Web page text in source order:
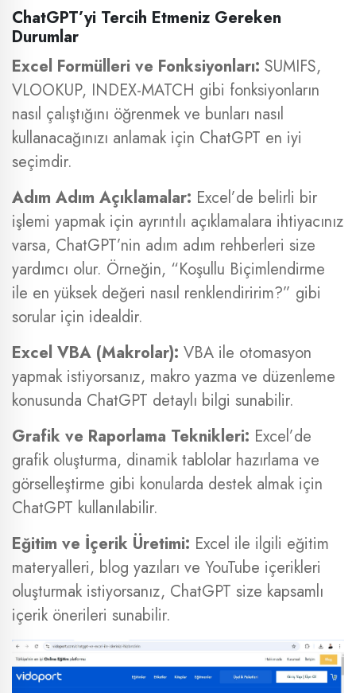
ChatGPT’yi Tercih Etmeniz Gereken
Durumlar
Excel Formülleri ve Fonksiyonları: SUMIFS,
VLOOKUP, INDEX-MATCH gibi fonksiyonların
nasıl çalıştığını öğrenmek ve bunları nasıl
kullanacağınızı anlamak için ChatGPT en iyi
seçimdir.
Adım Adım Açıklamalar: Excel’de belirli bir
işlemi yapmak için ayrıntılı açıklamalara ihtiyacınız
varsa, ChatGPT’nin adım adım rehberleri size
yardımcı olur. Örneğin, “Koşullu Biçimlendirme
ile en yüksek değeri nasıl renklendiririm?” gibi
sorular için idealdir.
Excel VBA (Makrolar): VBA ile otomasyon
yapmak istiyorsanız, makro yazma ve düzenleme
konusunda ChatGPT detaylı bilgi sunabilir.
Grafik ve Raporlama Teknikleri: Excel’de
grafik oluşturma, dinamik tablolar hazırlama ve
görselleştirme gibi konularda destek almak için
ChatGPT kullanılabilir.
Eğitim ve İçerik Üretimi: Excel ile ilgili eğitim
materyalleri, blog yazıları ve YouTube içerikleri
oluşturmak istiyorsanız, ChatGPT size kapsamlı
içerik önerileri sunabilir.